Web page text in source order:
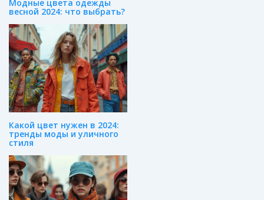
Модные цвета одежды
весной 2024: что выбрать?
Какой цвет нужен в 2024:
тренды моды и уличного
стиля